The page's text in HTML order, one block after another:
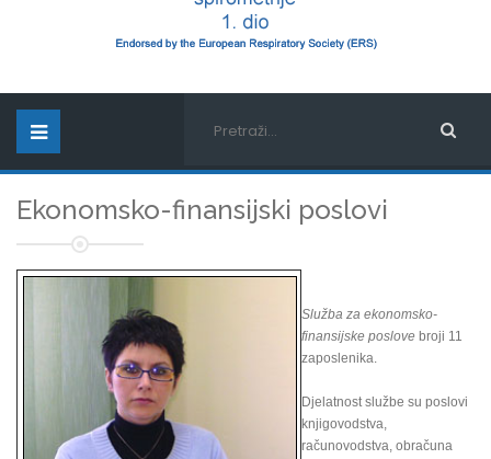
Ekonomsko-finansijski poslovi
Služba za ekonomsko-
finansijske poslove broji 11
zaposlenika.
Djelatnost službe su poslovi
knjigovodstva,
računovodstva, obračuna